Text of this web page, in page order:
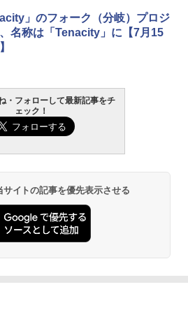
Kindle Paperwhite (16GB) 7イ
ディスプレイ、色調調節ライト、12
間持続バッテリー、広告なし、ブラッ
Kindle - 目に優しい、かさばら
、大きな画面で読みやすい、6週間持
ッテリー、6インチディスプレイ電子
Paperwhite シグニチャーエディ
ン (32GB) 7インチディスプレイ、明
」のフォーク（分岐）プロジ
名称は「Tenacity」に【7月15
・フォローして最新記事をチ
ェック！
イトの記事を優先表示させる